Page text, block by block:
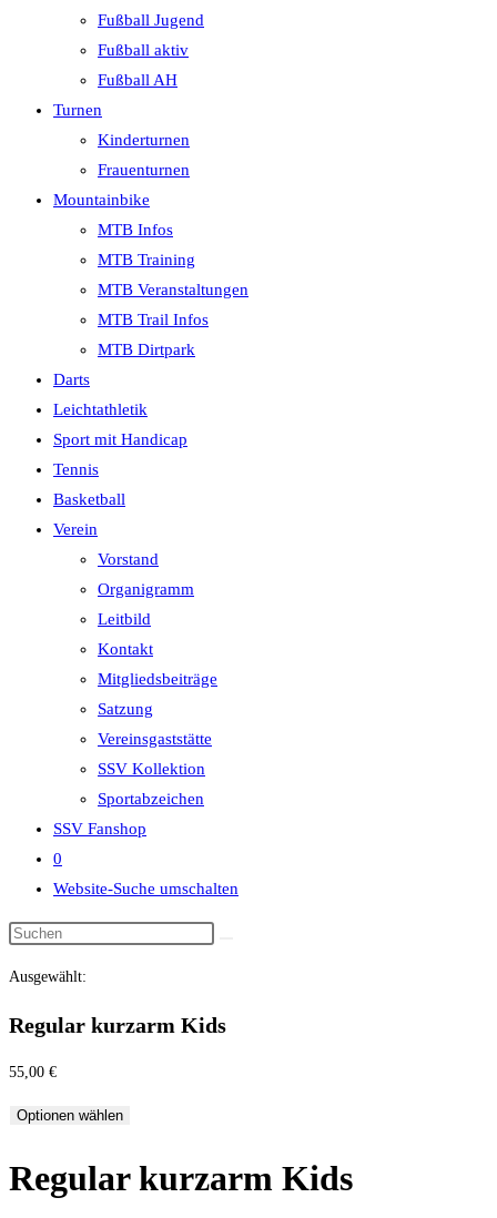
Fußball Jugend
Fußball aktiv
Fußball AH
Turnen
Kinderturnen
Frauenturnen
Mountainbike
MTB Infos
MTB Training
MTB Veranstaltungen
MTB Trail Infos
MTB Dirtpark
Darts
Leichtathletik
Sport mit Handicap
Tennis
Basketball
Verein
Vorstand
Organigramm
Leitbild
Kontakt
Mitgliedsbeiträge
Satzung
Vereinsgaststätte
SSV Kollektion
Sportabzeichen
SSV Fanshop
0
Website-Suche umschalten
Ausgewählt:
Regular kurzarm Kids
55,00 €
Optionen wählen
Regular kurzarm Kids